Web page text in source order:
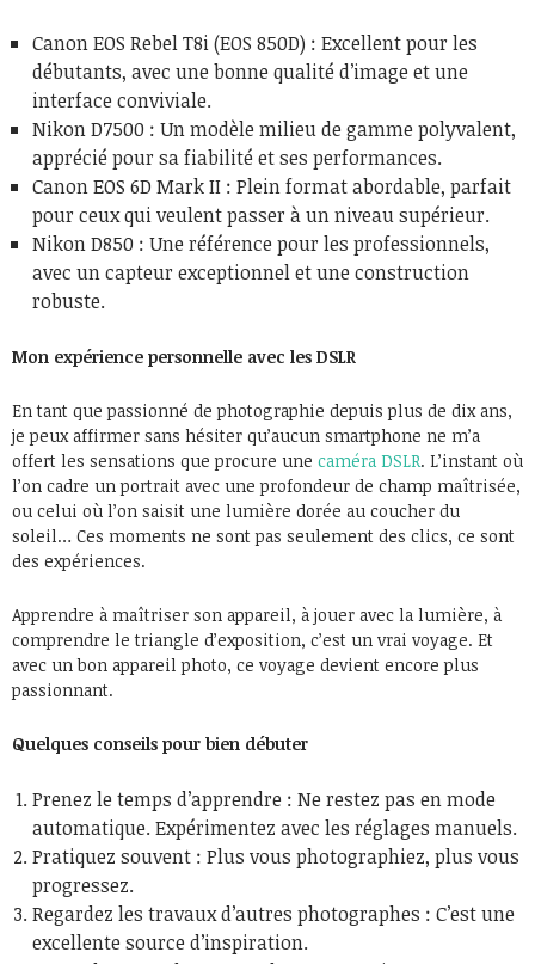
Canon EOS Rebel T8i (EOS 850D) : Excellent pour les
débutants, avec une bonne qualité d’image et une
interface conviviale.
Nikon D7500 : Un modèle milieu de gamme polyvalent,
apprécié pour sa fiabilité et ses performances.
Canon EOS 6D Mark II : Plein format abordable, parfait
pour ceux qui veulent passer à un niveau supérieur.
Nikon D850 : Une référence pour les professionnels,
avec un capteur exceptionnel et une construction
robuste.
Mon expérience personnelle avec les DSLR
En tant que passionné de photographie depuis plus de dix ans,
je peux affirmer sans hésiter qu’aucun smartphone ne m’a
offert les sensations que procure une caméra DSLR. L’instant où
l’on cadre un portrait avec une profondeur de champ maîtrisée,
ou celui où l’on saisit une lumière dorée au coucher du
soleil… Ces moments ne sont pas seulement des clics, ce sont
des expériences.
Apprendre à maîtriser son appareil, à jouer avec la lumière, à
comprendre le triangle d’exposition, c’est un vrai voyage. Et
avec un bon appareil photo, ce voyage devient encore plus
passionnant.
Quelques conseils pour bien débuter
Prenez le temps d’apprendre : Ne restez pas en mode
automatique. Expérimentez avec les réglages manuels.
Pratiquez souvent : Plus vous photographiez, plus vous
progressez.
Regardez les travaux d’autres photographes : C’est une
excellente source d’inspiration.